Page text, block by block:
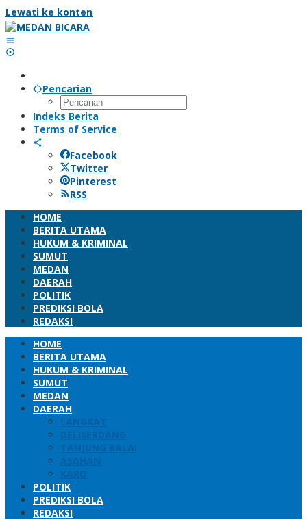
Lewati ke konten
Pencarian
Indeks Berita
Terms of Service
Facebook
Twitter
Pinterest
RSS
HOME
BERITA UTAMA
HUKUM & KRIMINAL
SUMUT
MEDAN
DAERAH
POLITIK
PREDIKSI BOLA
REDAKSI
HOME
BERITA UTAMA
HUKUM & KRIMINAL
SUMUT
MEDAN
DAERAH
LANGKAT
DELISERDANG
TANJUNG BALAI
ASAHAN
KARO
POLITIK
PREDIKSI BOLA
REDAKSI